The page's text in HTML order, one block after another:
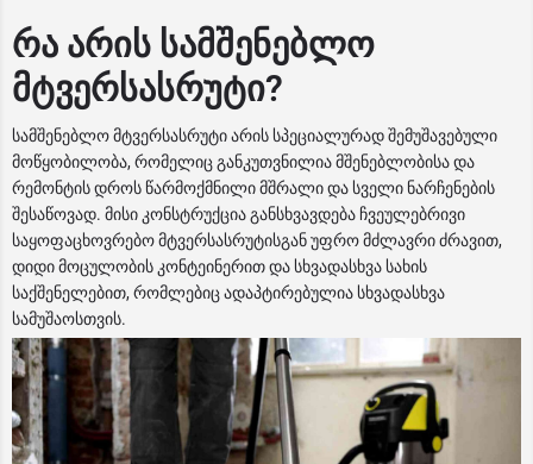
რა არის სამშენებლო
მტვერსასრუტი?
სამშენებლო მტვერსასრუტი არის სპეციალურად შემუშავებული
მოწყობილობა, რომელიც განკუთვნილია მშენებლობისა და
რემონტის დროს წარმოქმნილი მშრალი და სველი ნარჩენების
შესაწოვად. მისი კონსტრუქცია განსხვავდება ჩვეულებრივი
საყოფაცხოვრებო მტვერსასრუტისგან უფრო მძლავრი ძრავით,
დიდი მოცულობის კონტეინერით და სხვადასხვა სახის
საქშენელებით, რომლებიც ადაპტირებულია სხვადასხვა
სამუშაოსთვის.